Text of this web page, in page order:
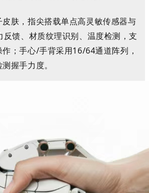
肤， 指尖搭载单点高灵敏传感器与
反馈、材质纹理识别、温度检测，支
；手心/手背采用16/64通道阵列，
握手力度。